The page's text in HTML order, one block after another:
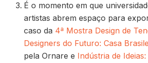
É o momento em que
artistas abrem espaço para
caso da 4ª Mostra Design de
Designers do Futuro: Casa
pela Ornare e Indústria de Ideias: